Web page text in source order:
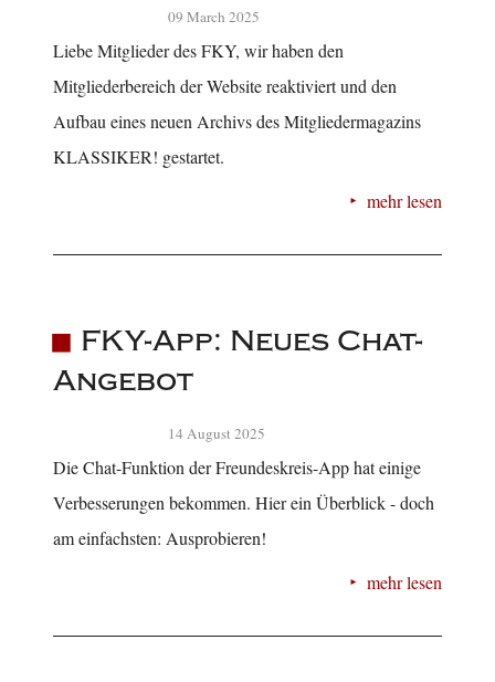
09 March 2025
Liebe Mitglieder des FKY, wir haben den
Mitgliederbereich der Website reaktiviert und den
Aufbau eines neuen Archivs des Mitgliedermagazins
KLASSIKER! gestartet.
mehr lesen
FKY-App: Neues Chat-
Angebot
14 August 2025
Die Chat-Funktion der Freundeskreis-App hat einige
Verbesserungen bekommen. Hier ein Überblick - doch
am einfachsten: Ausprobieren!
mehr lesen